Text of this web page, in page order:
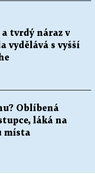
a tvrdý náraz v
vydělává s vyšší
Oblíbená
láká na
místa